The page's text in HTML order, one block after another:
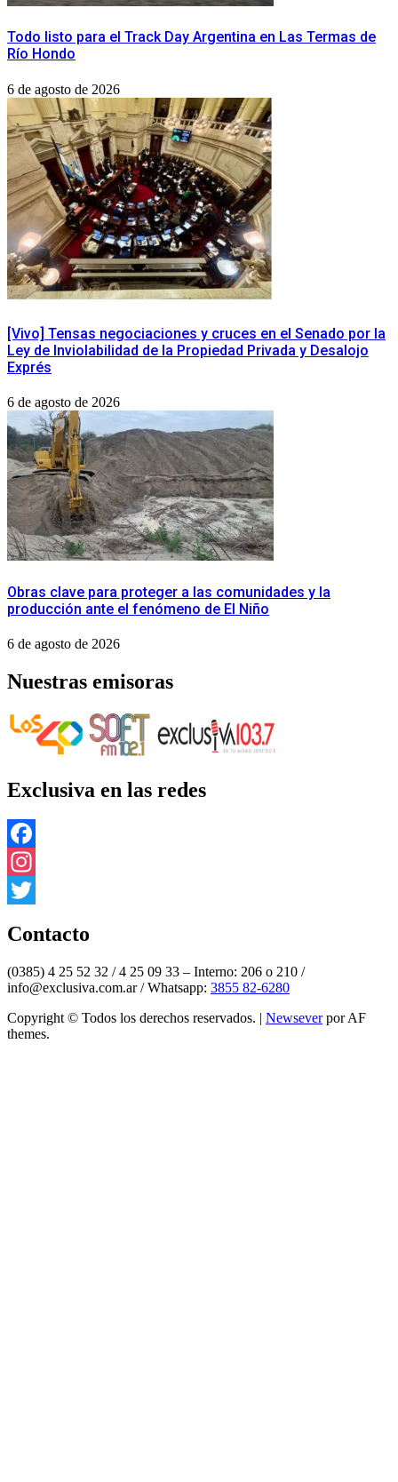
Todo listo para el Track Day Argentina en Las Termas de
Río Hondo
6 de agosto de 2026
[Vivo] Tensas negociaciones y cruces en el Senado por la
Ley de Inviolabilidad de la Propiedad Privada y Desalojo
Exprés
6 de agosto de 2026
Obras clave para proteger a las comunidades y la
producción ante el fenómeno de El Niño
6 de agosto de 2026
Nuestras emisoras
Exclusiva en las redes
Facebook
Instagram
Contacto
(0385) 4 25 52 32 / 4 25 09 33 – Interno: 206 o 210 /
info@exclusiva.com.ar / Whatsapp: 3855 82-6280
Copyright © Todos los derechos reservados. | Newseverpor AF
themes.